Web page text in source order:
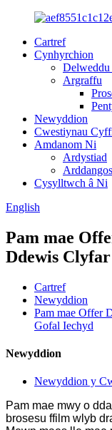
Cartref
Cynhyrchion
Argraffu
Newyddion
Cwestiynau
Amdanom Ni
Ardystiad
Cysylltwch â Ni
English
Pam mae
Ddewis
Cartref
Newyddion
Pam mae Offer
Gofal Iechyd
Newyddion
Newyddion y
Pam mae mwy o
brosesu ffilm wlyb